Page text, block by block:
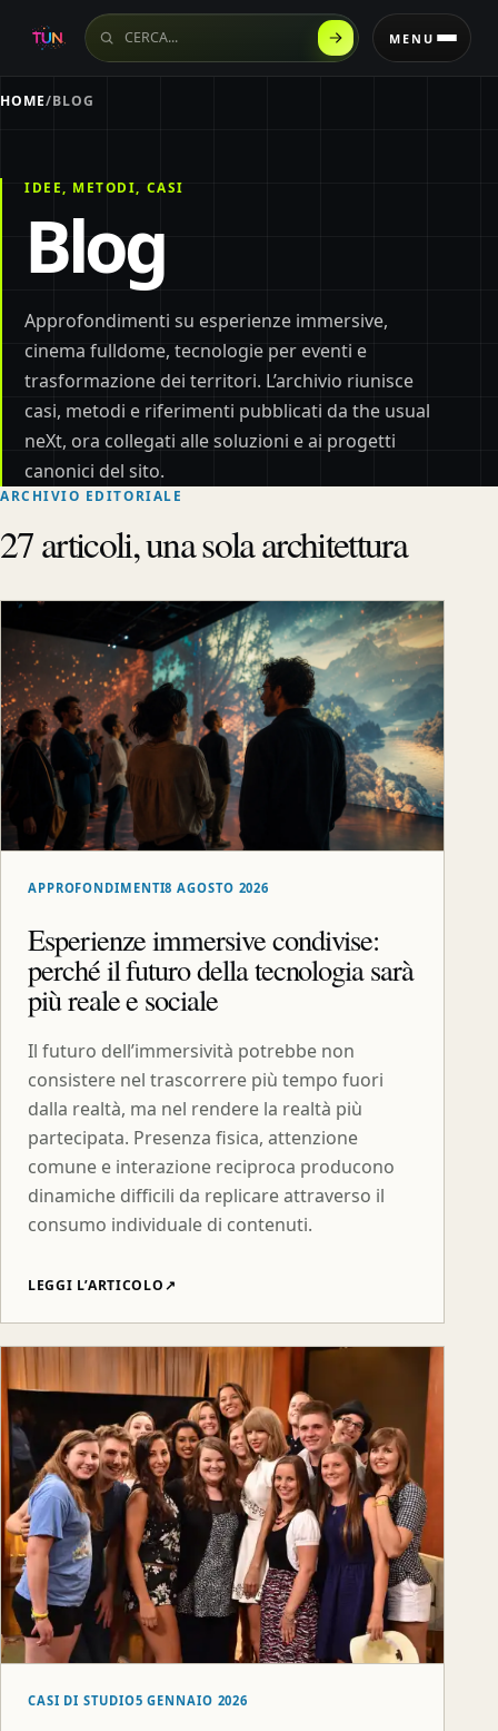
Cerca sul sito MENU
HOME/BLOG
IDEE, METODI, CASI
Blog
Approfondimenti su esperienze immersive,
cinema fulldome, tecnologie per eventi e
trasformazione dei territori. L’archivio riunisce
casi, metodi e riferimenti pubblicati da the usual
neXt, ora collegati alle soluzioni e ai progetti
canonici del sito.
ARCHIVIO EDITORIALE
27 articoli, una sola architettura
APPROFONDIMENTI8 AGOSTO 2026
Esperienze immersive condivise:
perché il futuro della tecnologia sarà
più reale e sociale
Il futuro dell’immersività potrebbe non
consistere nel trascorrere più tempo fuori
dalla realtà, ma nel rendere la realtà più
partecipata. Presenza fisica, attenzione
comune e interazione reciproca producono
dinamiche difficili da replicare attraverso il
consumo individuale di contenuti.
LEGGI L’ARTICOLO↗
CASI DI STUDIO5 GENNAIO 2026